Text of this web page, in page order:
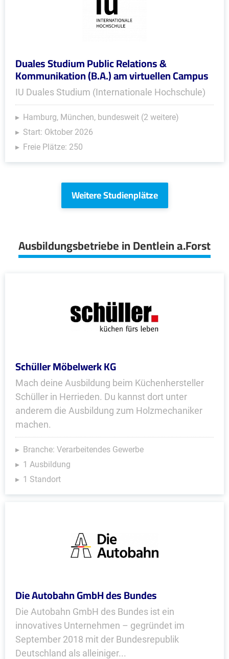
Duales Studium Public Relations &
Kommunikation (B.A.) am virtuellen Campus
IU Duales Studium (Internationale Hochschule)
Hamburg, München, bundesweit (2 weitere)
Start: Oktober 2026
Freie Plätze: 250
Weitere Studienplätze
Ausbildungsbetriebe in Dentlein a.Forst
Schüller Möbelwerk KG
Mach deine Ausbildung beim Küchenhersteller
Schüller in Herrieden. Du kannst dort unter
anderem die Ausbildung zum Holzmechaniker
machen.
Branche: Verarbeitendes Gewerbe
1 Ausbildung
1 Standort
Die Autobahn GmbH des Bundes
Die Autobahn GmbH des Bundes ist ein
innovatives Unternehmen – gegründet im
September 2018 mit der Bundesrepublik
Deutschland als alleiniger...